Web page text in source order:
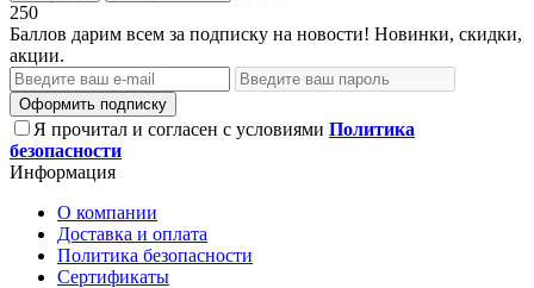
250
Баллов дарим всем за подписку на новости! Новинки, скидки,
акции.
Оформить подписку
Я прочитал и согласен с условиями Политика
безопасности
Информация
О компании
Доставка и оплата
Политика безопасности
Сертификаты